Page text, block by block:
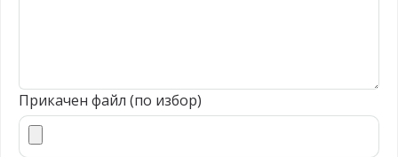
Прикачен файл (по избор)